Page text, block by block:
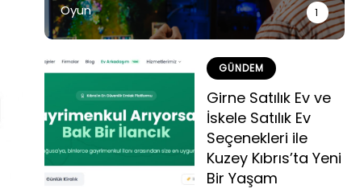
Oyun 1
GÜNDEM
Girne Satılık Ev ve
İskele Satılık Ev
Seçenekleri ile
Kuzey Kıbrıs’ta Yeni
Bir Yaşam